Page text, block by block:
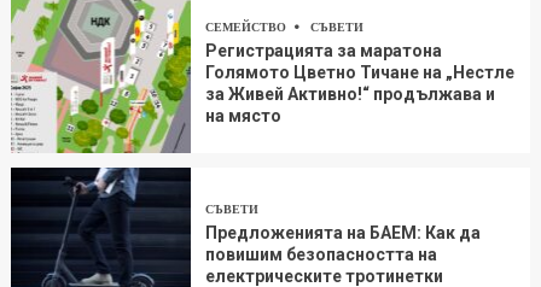
СЕМЕЙСТВО СЪВЕТИ
Регистрацията за маратона
Голямото Цветно Тичане на „Нестле
за Живей Aктивно!“ продължава и
на място
СЪВЕТИ
Предложенията на БАЕМ: Как да
повишим безопасността на
електрическите тротинетки